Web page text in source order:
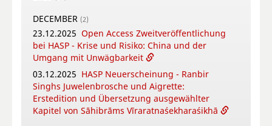
Term 2026
12.05.2026
New Open Access Publication by
HASP - Coṉṉa Vaṇṇam Ceyta Perumāḷ Temple
Inscriptions, Kāñcipuram
12.05.2026
Video-Tutorial - Die digitalen
Textsammlungen des FID Südasien
APRIL
DECEMBER (2)
23.12.2025 Open Access Zweitveröffentlichung
bei HASP - Krise und Risiko: China und der
Umgang mit Unwägbarkeit
03.12.2025 HASP Neuerscheinung - Ranbir
Singhs Juwelenbrosche und Aigrette:
Erstedition und Übersetzung ausgewählter
Kapitel von Sāhibrāms Vīraratnaśekharaśikhā